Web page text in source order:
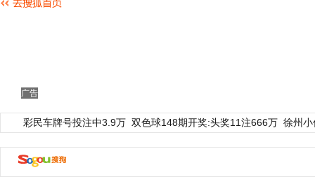
广告
彩民车牌号投注中3.9万 双色球148期开奖:头奖11注666万 徐州